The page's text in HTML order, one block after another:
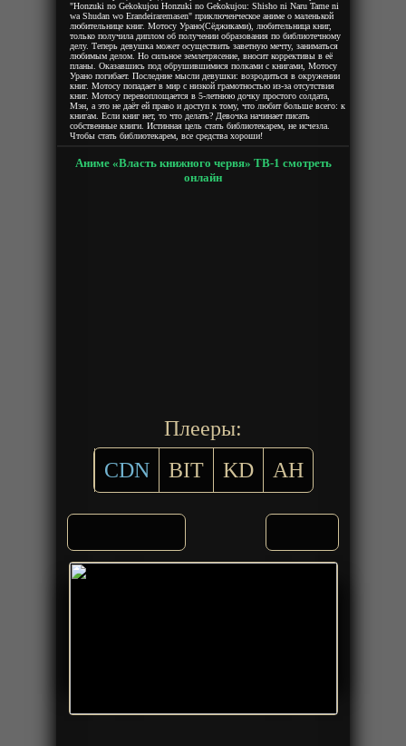
"Honzuki no Gekokujou Honzuki no Gekokujou: Shisho ni Naru Tame ni
wa Shudan wo Erandeiraremasen" приключенческое аниме о маленькой
любительнице книг. Мотосу Урано(Сёджиками), любительница книг,
только получила диплом об получении образования по библиотечному
делу. Теперь девушка может осуществить заветную мечту, заниматься
любимым делом. Но сильное землетрясение, вносит коррективы в её
планы. Оказавшись под обрушившимися полками с книгами, Мотосу
Урано погибает. Последние мысли девушки: возродиться в окружении
книг. Мотосу попадает в мир с низкой грамотностью из-за отсутствия
книг. Мотосу перевоплощается в 5-летнюю дочку простого солдата,
Мэн, а это не даёт ей право и доступ к тому, что любит больше всего: к
книгам. Если книг нет, то что делать? Девочка начинает писать
собственные книги. Истинная цель стать библиотекарем, не исчезла.
Чтобы стать библиотекарем, все средства хороши!
Аниме «Власть книжного червя» ТВ-1 смотреть
онлайн
Плееры:
CDN
BIT KD AH